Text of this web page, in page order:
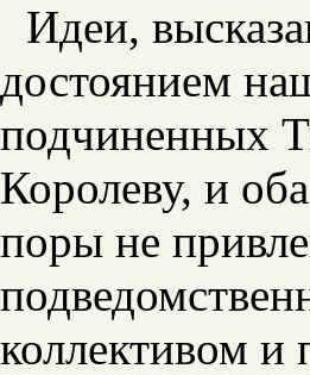
Идеи,
достоянием
подчиненных
Королеву, и
поры не
коллективом